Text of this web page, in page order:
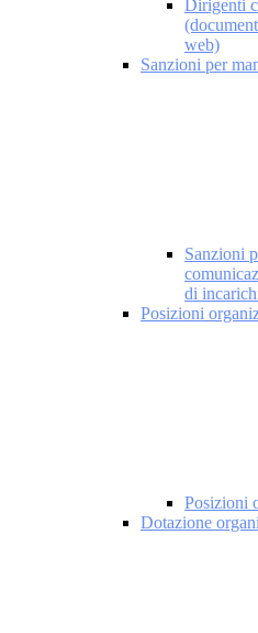
Dirigenti
web)
Sanzioni per
Sanzioni
di
Posizioni
Posizioni
Dotazione